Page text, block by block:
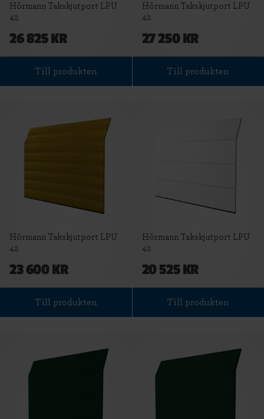
Hörmann Takskjutport LPU
42
26 825 KR
Till produkten
Hörmann Takskjutport LPU
42
27 250 KR
Till produkten
Hörmann Takskjutport LPU
42
23 600 KR
Till produkten
Hörmann Takskjutport LPU
42
20 525 KR
Till produkten